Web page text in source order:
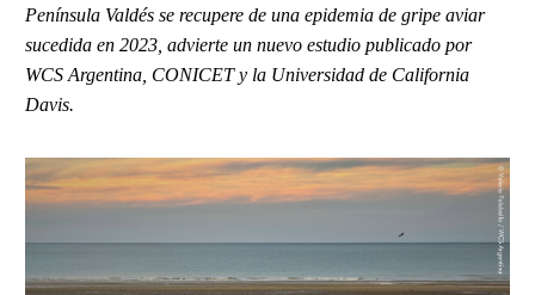
Península Valdés se recupere de una epidemia de gripe aviar
sucedida en 2023, advierte un nuevo estudio publicado por
WCS Argentina, CONICET y la Universidad de California
Davis.